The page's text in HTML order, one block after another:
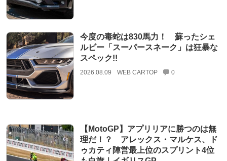
今度の毒蛇は830馬力！ 蘇ったシェ
ルビー「スーパースネーク」は狂暴な
スペック!!
2026.08.09 WEB CARTOP 0
【MotoGP】アプリリアに勝つのは無
理だ！？ アレックス・マルケス、ド
ゥカティ陣営最上位のスプリント4位